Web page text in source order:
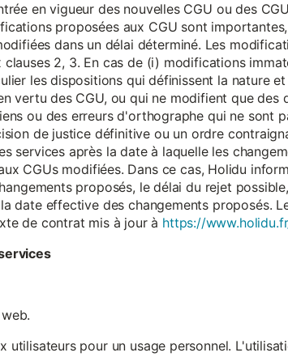
en vigueur des nouvelles CGU ou des
proposées aux CGU sont
dans un délai déterminé. Les
2, 3. En cas de (i) modifications
les dispositions qui définissent la nature
vertu des CGU, ou qui ne modifient que des
ou des erreurs d'orthographe qui ne sont
de justice définitive ou un ordre
services après la date à laquelle les
CGUs modifiées. Dans ce cas, Holidu
proposés, le délai du rejet
date effective des changements proposés.
de contrat mis à jour à https://
utilisateurs pour un usage personnel.